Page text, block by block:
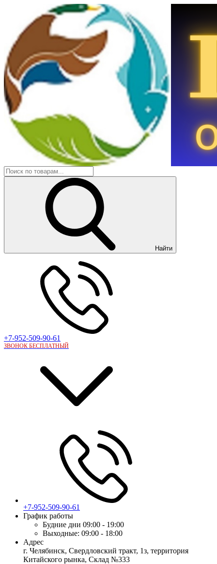
Найти
+7-952-509-90-61
ЗВОНОК БЕСПЛАТНЫЙ
+7-952-509-90-61
График работы
Будние дни 09:00 - 19:00
Выходные: 09:00 - 18:00
Адрес
г. Челябинск, Свердловский тракт, 1з, территория
Китайского рынка, Склад №333